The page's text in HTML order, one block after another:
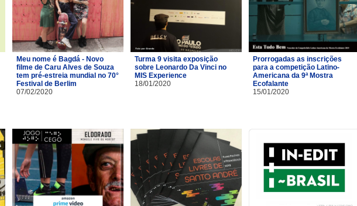
Meu nome é Bagdá - Novo
filme de Caru Alves de Souza
tem pré-estreia mundial no 70°
Festival de Berlim
07/02/2020
Turma 9 visita exposição
sobre Leonardo Da Vinci no
MIS Experience
18/01/2020
Prorrogadas as inscrições
para a competição Latino-
Americana da 9ª Mostra
Ecofalante
15/01/2020